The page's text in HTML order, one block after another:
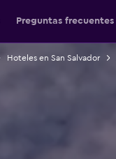
Preguntas frecuentes
Hoteles en San Salvador